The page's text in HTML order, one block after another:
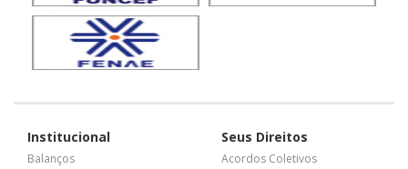
Institucional
Balanços
Seus Direitos
Acordos Coletivos